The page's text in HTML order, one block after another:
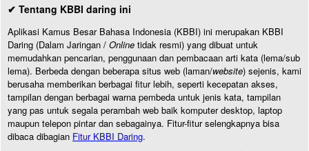
✔ Tentang KBBI daring ini
Aplikasi Kamus Besar Bahasa Indonesia (KBBI) ini merupakan KBBI
Daring (Dalam Jaringan / Online tidak resmi) yang dibuat untuk
memudahkan pencarian, penggunaan dan pembacaan arti kata (lema/sub
lema). Berbeda dengan beberapa situs web (laman/website) sejenis, kami
berusaha memberikan berbagai fitur lebih, seperti kecepatan akses,
tampilan dengan berbagai warna pembeda untuk jenis kata, tampilan
yang pas untuk segala perambah web baik komputer desktop, laptop
maupun telepon pintar dan sebagainya. Fitur-fitur selengkapnya bisa
dibaca dibagian Fitur KBBI Daring.